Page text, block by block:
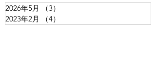
2026年5月 （3）
2023年2月
（4）